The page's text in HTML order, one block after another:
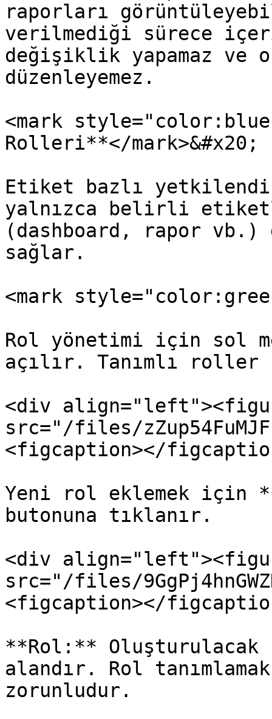
raporları
verilmediği sürece
değişiklik yapamaz
düzenleyemez.
<mark
Rolleri**</mark>&#x20;
Etiket bazlı
yalnızca belirli
(dashboard, rapor vb.)
sağlar.
<mark
Rol yönetimi için sol
açılır. Tanımlı roller
<div
src="/files/
<figcaption></
Yeni rol eklemek için
butonuna tıklanır.
<div
src="/files/
<figcaption></
**Rol:** Oluşturulacak
alandır. Rol
zorunludur.